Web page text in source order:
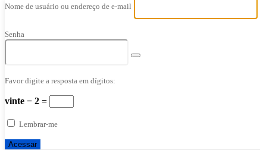
Nome de usuário ou endereço de e-mail
Senha
Favor digite a resposta em dígitos:
vinte − 2 =
Lembrar-me